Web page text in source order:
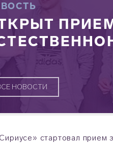
НОВОСТИ
стартовал прием